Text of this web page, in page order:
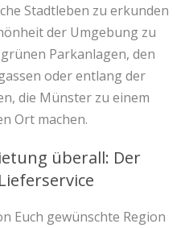
Stadtleben zu erkunden
der Umgebung zu
Parkanlagen, den
oder entlang der
die Münster zu einem
Ort machen.
überall: Der
Euch gewünschte Region